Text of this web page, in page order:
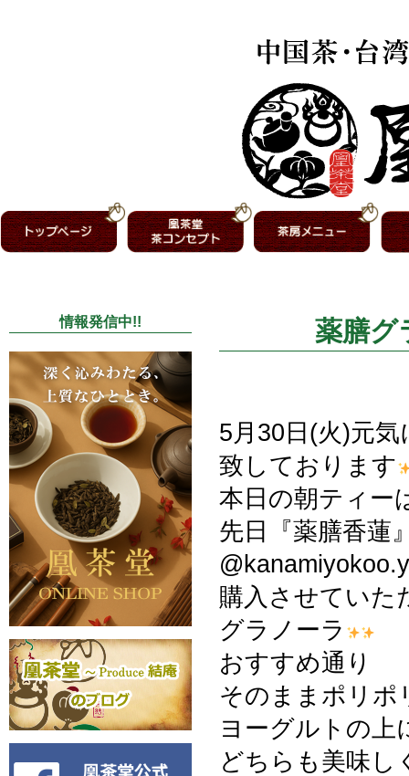
情報発信中!! 薬膳グ
5月30日(火)元気
致しております
本日の朝ティー
先日『薬膳香蓮
購入させていた
グラノーラ
おすすめ通り
そのままポリポ
ヨーグルトの上
どちらも美味し